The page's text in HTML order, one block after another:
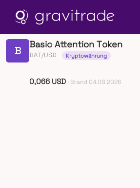
B
Basic Attention Token
BAT/USD Kryptowährung
0,066 USD · Stand 04.08.2026